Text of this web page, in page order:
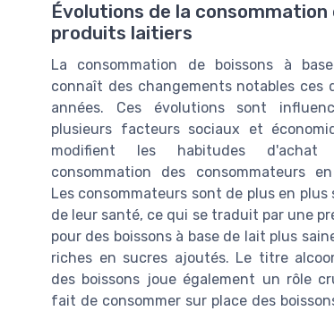
Évolutions de la consommation
produits laitiers
La consommation de boissons à
connaît des changements notables ces
années. Ces évolutions sont
plusieurs facteurs sociaux et
modifient les habitudes
consommation des consommateurs
Les consommateurs sont de plus en plus
de leur santé, ce qui se traduit par une
pour des boissons à base de lait plus
riches en sucres ajoutés. Le titre
des boissons joue également un rôle
fait de consommer sur place des